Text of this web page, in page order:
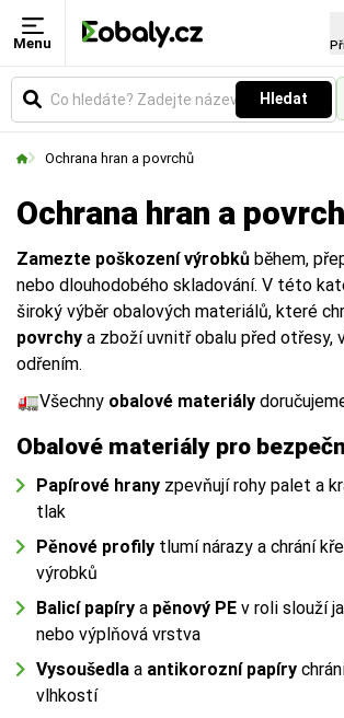
Menu
Hledat
Ochrana hran a povrchů
Ochrana hran a
Zamezte poškození výrobků během,
nebo dlouhodobého skladování. V této
široký výběr obalových materiálů, které
povrchy a zboží uvnitř obalu před otřesy,
odřením.
🚛Všechny obalové materiály
Obalové materiály pro
Papírové hrany zpevňují rohy palet a
tlak
Pěnové profily tlumí nárazy a chrání
výrobků
Balicí papíry a pěnový PE v roli slouží
nebo výplňová vrstva
Vysoušedla a antikorozní papíry
vlhkostí